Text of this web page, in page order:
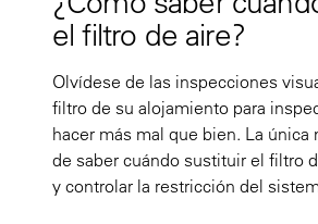
el filtro de aire?
Olvídese de las inspecciones
filtro de su alojamiento para
hacer más mal que bien. La única
de saber cuándo sustituir el filtro
y controlar la restricción del